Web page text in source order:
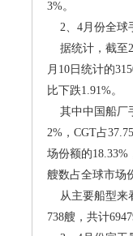
3%。
2、4月份全球
据统计，截至
月10日统计的
比下跌1.91%。
其中中国船厂
2%，CGT占
场份额的18.33%
艘数占全球市场
从主要船型来
738艘，共计